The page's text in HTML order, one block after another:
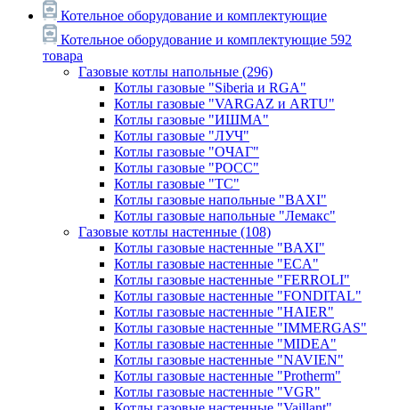
Котельное оборудование и комплектующие
Котельное оборудование и комплектующие 592
товара
Газовые котлы напольные (296)
Котлы газовые "Siberia и RGA"
Котлы газовые "VARGAZ и ARTU"
Котлы газовые "ИШМА"
Котлы газовые "ЛУЧ"
Котлы газовые "ОЧАГ"
Котлы газовые "РОСС"
Котлы газовые "ТС"
Котлы газовые напольные "BAXI"
Котлы газовые напольные "Лемакс"
Газовые котлы настенные (108)
Котлы газовые настенные "BAXI"
Котлы газовые настенные "ECA"
Котлы газовые настенные "FERROLI"
Котлы газовые настенные "FONDITAL"
Котлы газовые настенные "HAIER"
Котлы газовые настенные "IMMERGAS"
Котлы газовые настенные "MIDEA"
Котлы газовые настенные "NAVIEN"
Котлы газовые настенные "Protherm"
Котлы газовые настенные "VGR"